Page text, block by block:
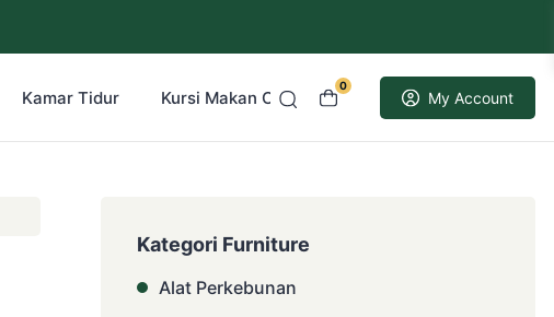
0
My Account
Kamar Tidur Kursi Makan Cafe Resto Kusen Pintu Jati
Kategori Furniture
Alat Perkebunan